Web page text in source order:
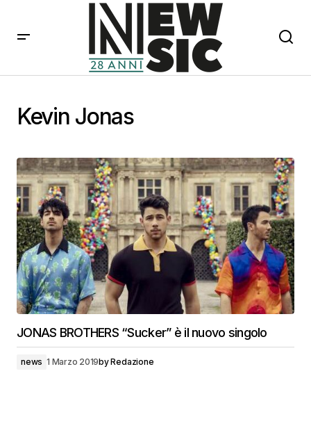
Kevin Jonas
JONAS BROTHERS “Sucker” è il nuovo singolo
news 1 Marzo 2019byRedazione